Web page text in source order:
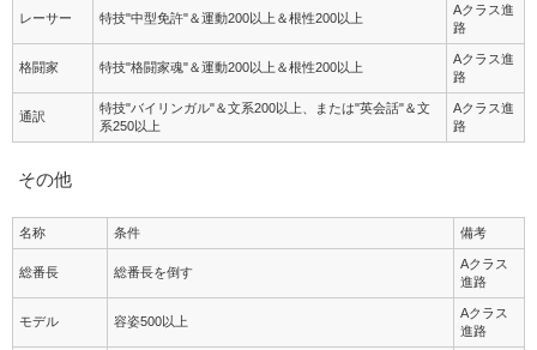
レーサー 特技"中型免許"＆運動200以上＆根性200以上
Aクラス進
路
格闘家 特技"格闘家魂"＆運動200以上＆根性200以上
Aクラス進
路
通訳
特技"バイリンガル"＆文系200以上、または"英会話"＆文
系250以上
Aクラス進
路
その他
名称 条件 備考
総番長 総番長を倒す
Aクラス
進路
モデル 容姿500以上
Aクラス
進路